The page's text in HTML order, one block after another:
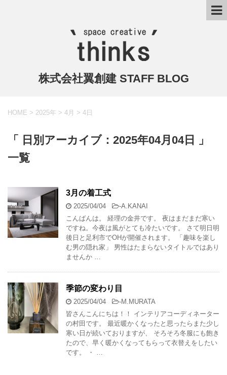
株式会社翼創建 STAFF BLOG
HOME > 2025年 > 4月 > 4日
「 日別アーカイブ：2025年04月04日 」
一覧
3月の着工式
2025/04/04 -A.KANAI
こんばんは。 経理の金井です。 夜はまだまだ寒い
ですね。今夜は風がとても冷たいです。 さて明日明
後日と足利市でOHが開催されます。 「趣味を楽し
む男の隠れ家」 男性はたまらないタイトルではあり
ませんか …
季節の変わり目
2025/04/04 -M.MURATA
皆さんこんにちは！！ インテリアコーディネーター
の村田です。 最近暖かくなったと思ったらまた少し
寒い日が続いておりますが、 そろそろ冬服にも飽き
たので、早く暖かくなってもらって衣替えをしたい
です。 ・ …